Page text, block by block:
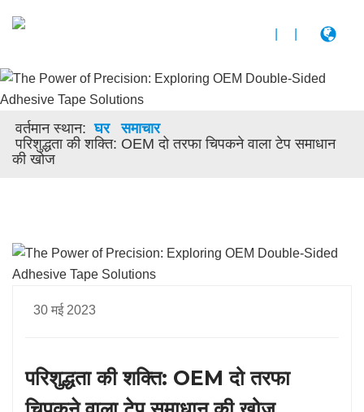
वर्तमान स्थान: घर
समाचार
परिशुद्धता की शक्ति: OEM दो तरफा चिपकने वाला टेप समाधान
की खोज
30 मई 2023
परिशुद्धता की शक्ति: OEM दो तरफा